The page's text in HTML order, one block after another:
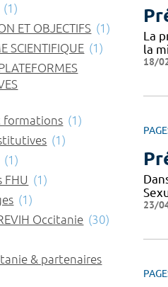
La
la
18/
23/
(1)
ET OBJECTIFS (1)
SCIENTIFIQUE (1)
formations (1)
(1)
(1)
FHU (1)
(1)
Occitanie (30)
& partenaires